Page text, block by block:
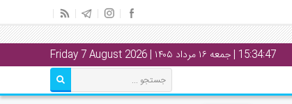
15:34:47 | جمعه ۱۶ مرداد ۱۴۰۵ | Friday 7 August 2026